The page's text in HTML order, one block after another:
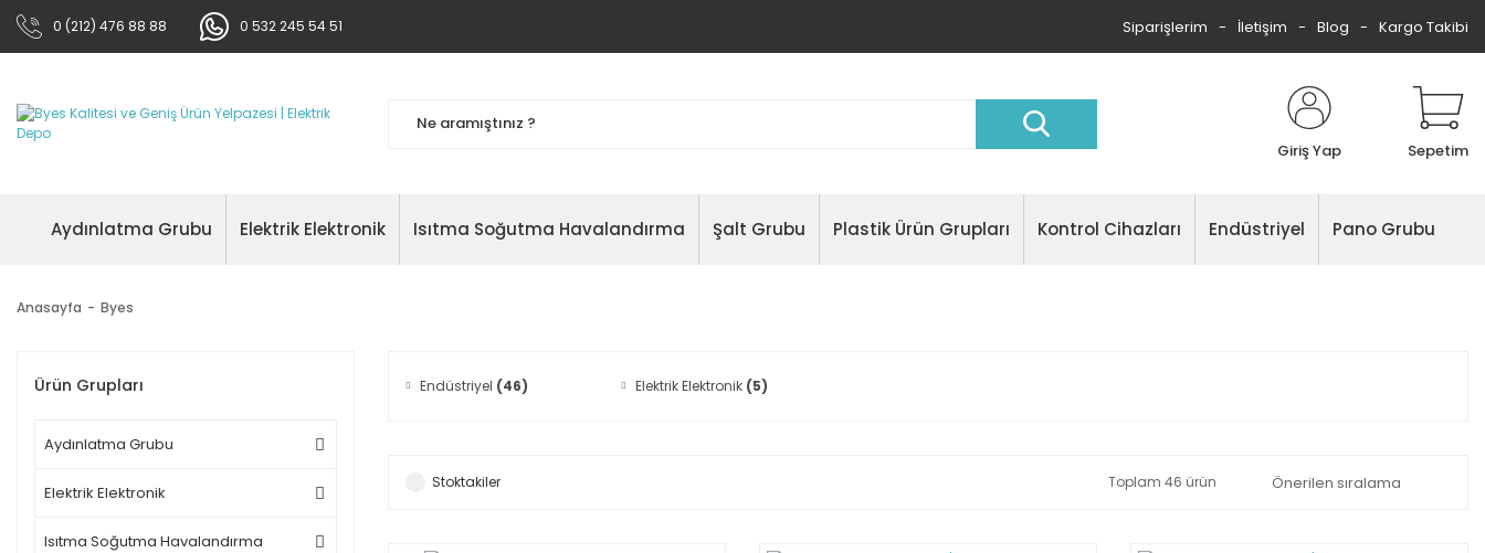
0 (212) 476 88 88 0 532 245 54 51 Siparişlerim İletişim Blog Kargo Takibi
Giriş Yap Sepetim
Aydınlatma Grubu Elektrik Elektronik Isıtma Soğutma Havalandırma Şalt Grubu Plastik Ürün Grupları Kontrol Cihazları Endüstriyel Pano Grubu
Anasayfa Byes
Ürün Grupları
Aydınlatma Grubu
Elektrik Elektronik
Isıtma Soğutma Havalandırma
Endüstriyel (46) Elektrik Elektronik (5)
Stoktakiler Toplam 46 ürün